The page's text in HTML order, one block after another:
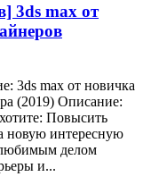
3ds max от
3ds max от новичка
(2019) Описание:
Повысить
новую интересную
любимым делом
и...